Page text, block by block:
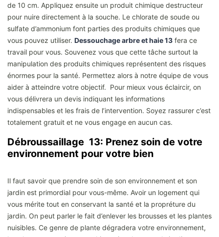
de 10 cm. Appliquez ensuite un produit chimique destructeur
pour nuire directement à la souche. Le chlorate de soude ou
sulfate d’ammonium font parties des produits chimiques que
vous pouvez utiliser. Dessouchage arbre et haie 13 fera ce
travail pour vous. Souvenez vous que cette tâche surtout la
manipulation des produits chimiques représentent des risques
énormes pour la santé. Permettez alors à notre équipe de vous
aider à atteindre votre objectif. Pour mieux vous éclaircir, on
vous délivrera un devis indiquant les informations
indispensables et les frais de l’intervention. Soyez rassurer c’est
totalement gratuit et ne vous engage en aucun cas.
Débroussaillage 13: Prenez soin de votre
environnement pour votre bien
Il faut savoir que prendre soin de son environnement et son
jardin est primordial pour vous-même. Avoir un logement qui
vous mérite tout en conservant la santé et la propréture du
jardin. On peut parler le fait d’enlever les brousses et les plantes
nuisibles. Ce genre de plante dégradera votre environnement,